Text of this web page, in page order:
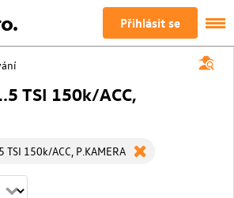
Přihlásit se
TSI 150k/ACC,
150k/ACC, P.KAMERA